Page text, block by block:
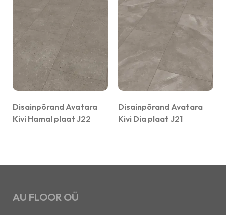
Disainpõrand Avatara
Kivi Hamal plaat J22
Disainpõrand Avatara
Kivi Dia plaat J21
AU FLOOR OÜ